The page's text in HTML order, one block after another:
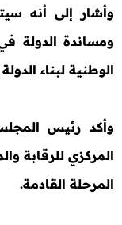
وأشار إلى أنه
ومساندة الدولة
الوطنية لبناء
وأكد رئيس
المركزي للرقابة
المرحلة القادمة.